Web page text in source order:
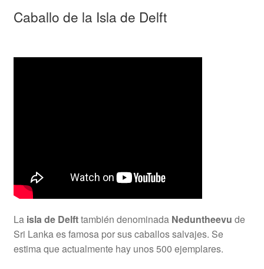
Caballo de la Isla de Delft
La isla de Delfttambién denominada Neduntheevu de
Sri Lanka es famosa por sus caballos salvajes. Se
estima que actualmente hay unos 500 ejemplares.